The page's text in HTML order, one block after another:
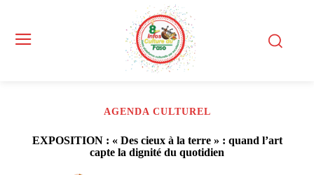
AGENDA CULTUREL
EXPOSITION : « Des cieux à la terre » : quand l’art
capte la dignité du quotidien